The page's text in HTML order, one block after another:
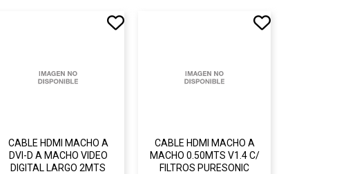
CABLE HDMI MACHO A
DVI-D A MACHO VIDEO
DIGITAL LARGO 2MTS
CABLE HDMI MACHO A
MACHO 0.50MTS V1.4 C/
FILTROS PURESONIC